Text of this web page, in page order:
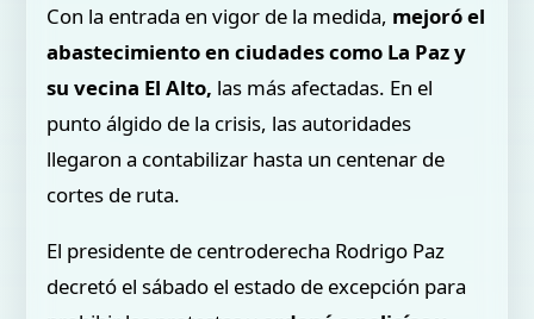
Con la entrada en vigor de la medida, mejoró el
abastecimiento en ciudades como La Paz y
su vecina El Alto, las más afectadas. En el
punto álgido de la crisis, las autoridades
llegaron a contabilizar hasta un centenar de
cortes de ruta.
El presidente de centroderecha Rodrigo Paz
decretó el sábado el estado de excepción para